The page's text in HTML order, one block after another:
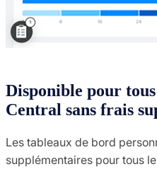
Disponible pour
Central sans frais
Les tableaux de bord
supplémentaires pour tous